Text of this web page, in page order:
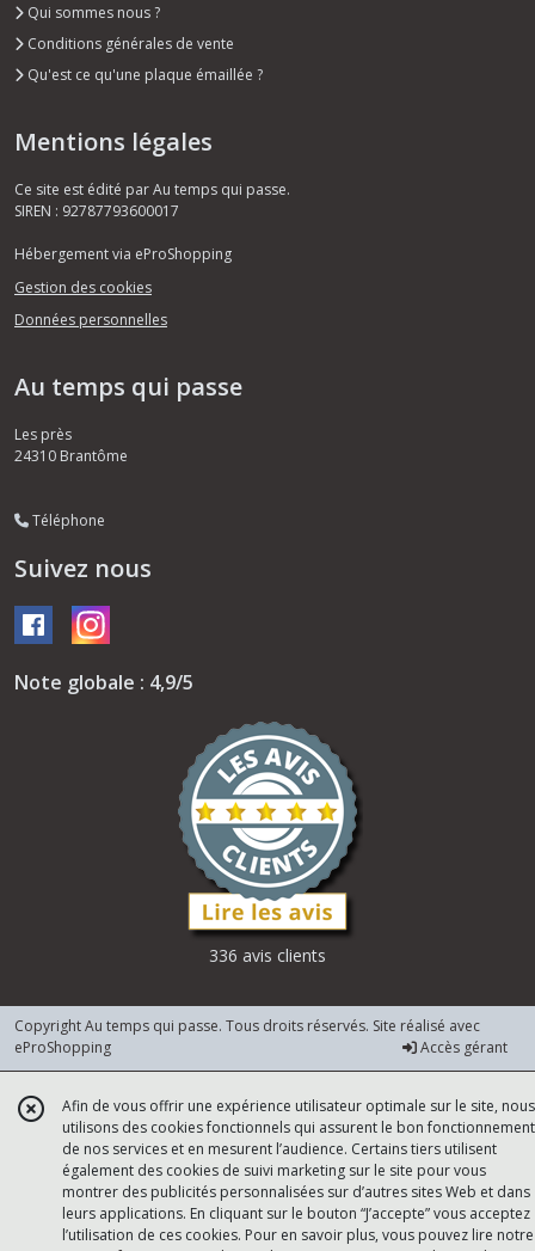
Qui sommes nous ?
Conditions générales de vente
Qu'est ce qu'une plaque émaillée ?
Mentions légales
Ce site est édité par Au temps qui passe.
SIREN : 92787793600017
Hébergement via eProShopping
Gestion des cookies
Données personnelles
Au temps qui passe
Les près
24310 Brantôme
Téléphone
Suivez nous
Note globale : 4,9/5
336 avis clients
Copyright Au temps qui passe. Tous droits réservés. Site réalisé avec
eProShopping
Accès gérant
Afin de vous offrir une expérience utilisateur optimale sur le site, nous
utilisons des cookies fonctionnels qui assurent le bon fonctionnement
de nos services et en mesurent l’audience. Certains tiers utilisent
également des cookies de suivi marketing sur le site pour vous
montrer des publicités personnalisées sur d’autres sites Web et dans
leurs applications. En cliquant sur le bouton “J’accepte” vous acceptez
l’utilisation de ces cookies. Pour en savoir plus, vous pouvez lire notre